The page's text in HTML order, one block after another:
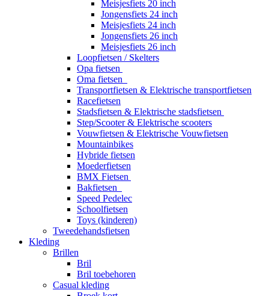
Meisjesfiets 20 inch
Jongensfiets 24 inch
Meisjesfiets 24 inch
Jongensfiets 26 inch
Meisjesfiets 26 inch
Loopfietsen / Skelters
Opa fietsen
Oma fietsen
Transportfietsen & Elektrische transportfietsen
Racefietsen
Stadsfietsen & Elektrische stadsfietsen
Step/Scooter & Elektrische scooters
Vouwfietsen & Elektrische Vouwfietsen
Mountainbikes
Hybride fietsen
Moederfietsen
BMX Fietsen
Bakfietsen
Speed Pedelec
Schoolfietsen
Toys (kinderen)
Tweedehandsfietsen
Kleding
Brillen
Bril
Bril toebehoren
Casual kleding